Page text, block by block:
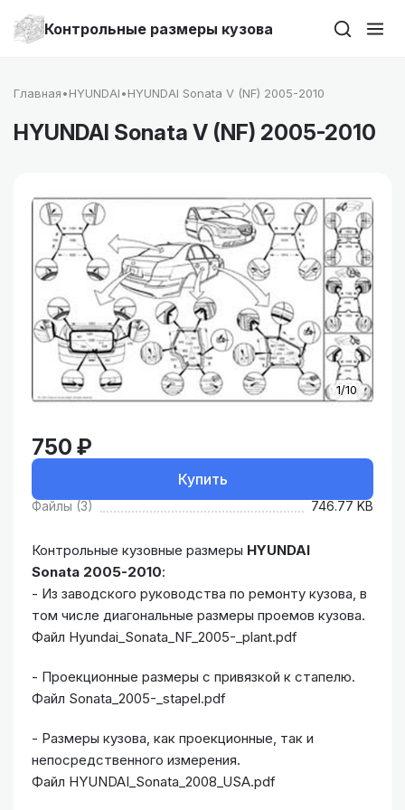
Контрольные размеры кузова
Главная•HYUNDAI•HYUNDAI Sonata V (NF) 2005-2010
HYUNDAI Sonata V (NF) 2005-2010
1/10
750 ₽
Купить
Файлы (3) 746.77 KB
Контрольные кузовные размеры HYUNDAI
Sonata 2005-2010​:
- Из заводского руководства по ремонту кузова, в
том числе диагональные размеры проемов кузова.
Файл Hyundai_Sonata_NF_2005-_plant.pdf
- Проекционные размеры с привязкой к стапелю.
Файл Sonata_2005-_stapel.pdf
- Размеры кузова, как проекционные, так и
непосредственного измерения.
Файл HYUNDAI_Sonata_2008_USA.pdf